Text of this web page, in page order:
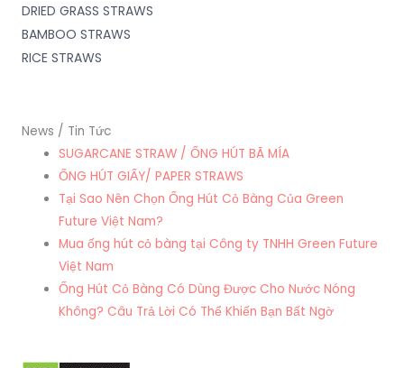
DRIED GRASS STRAWS
BAMBOO STRAWS
RICE STRAWS
News / Tin Tức
SUGARCANE STRAW / ỐNG HÚT BÃ MÍA
ỐNG HÚT GIẤY/ PAPER STRAWS
Tại Sao Nên Chọn Ống Hút Cỏ Bàng Của Green
Future Việt Nam?
Mua ống hút cỏ bàng tại Công ty TNHH Green Future
Việt Nam
Ống Hút Cỏ Bàng Có Dùng Được Cho Nước Nóng
Không? Câu Trả Lời Có Thể Khiến Bạn Bất Ngờ